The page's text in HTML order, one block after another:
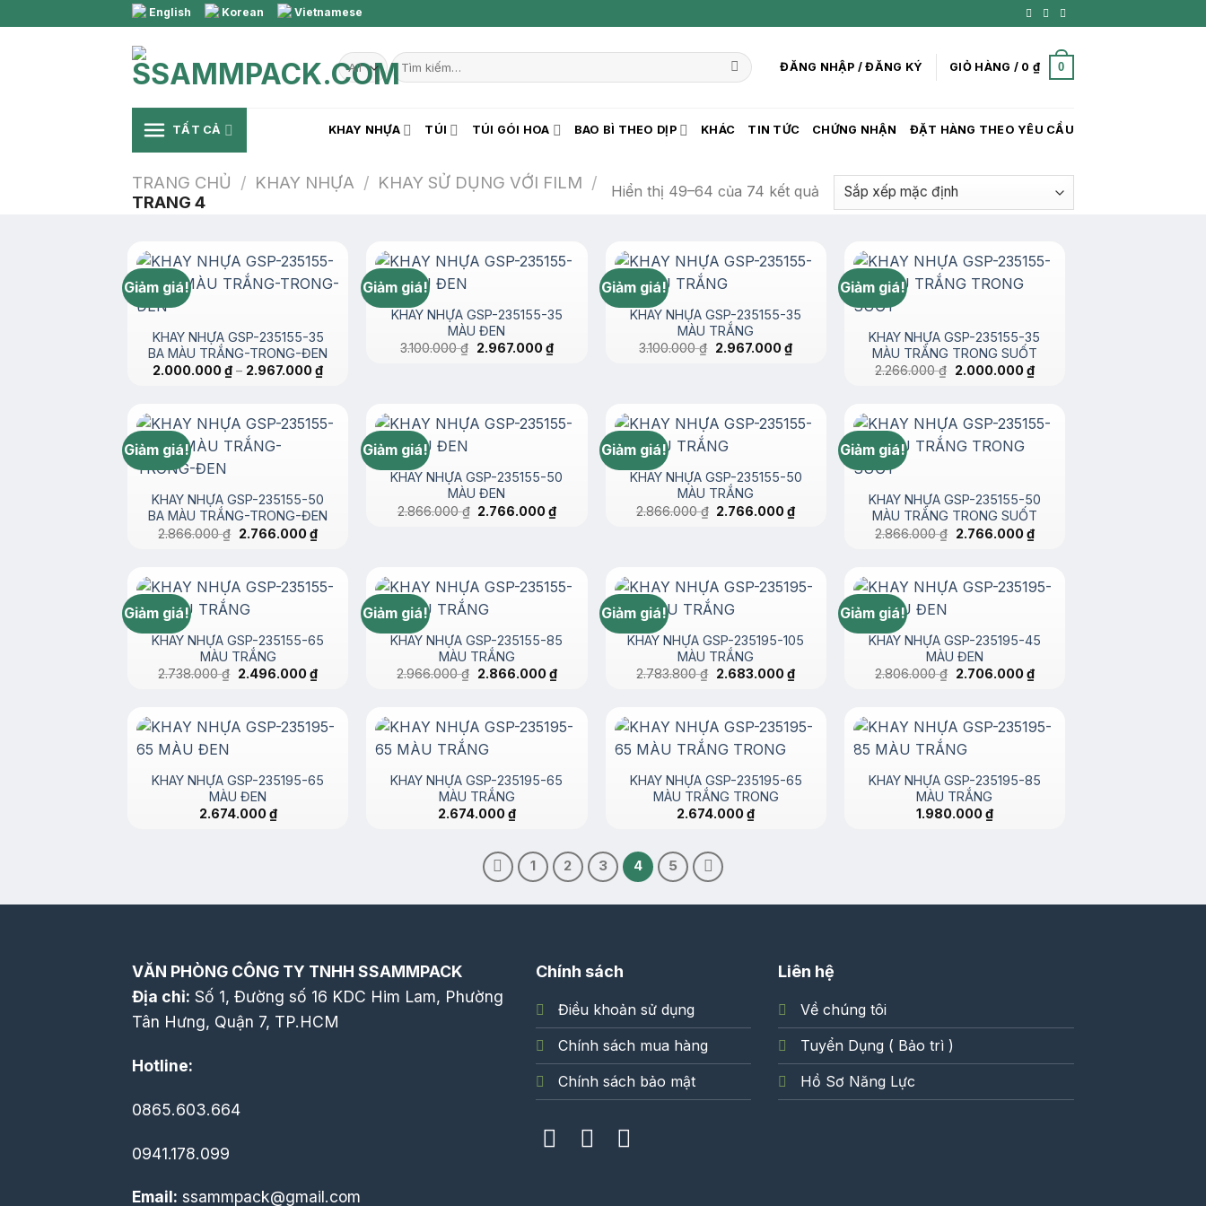
to
English Korean Vietnamese
Tìm
kiếm:
ĐĂNG NHẬP / ĐĂNG KÝ GIỎ HÀNG / 0 ₫ 0
TẤT CẢ KHAY NHỰA TÚI TÚI GÓI HOA BAO BÌ THEO DỊP KHÁC TIN TỨC CHỨNG NHẬN ĐẶT HÀNG THEO YÊU CẦU
TRANG CHỦ / KHAY NHỰA / KHAY SỬ DỤNG VỚI FILM /
TRANG 4
Hiển thị 49–64 của 74 kết quả
Giảm giá!
KHAY NHỰA GSP-235155-35
BA MÀU TRẮNG-TRONG-ĐEN
2.000.000₫ – 2.967.000₫Khoảng
đến
2.967.000 ₫
Giảm giá!
KHAY NHỰA GSP-235155-35
MÀU ĐEN
3.100.000₫ Giá
2.967.000₫Giá
hiện
Giảm giá!
KHAY NHỰA GSP-235155-35
MÀU TRẮNG
3.100.000₫ Giá
2.967.000₫Giá
hiện
Giảm giá!
KHAY NHỰA GSP-235155-35
MÀU TRẮNG TRONG SUỐT
2.266.000₫ Giá
2.000.000₫Giá
hiện
2.000.000 ₫.
Giảm giá!
KHAY NHỰA GSP-235155-50
BA MÀU TRẮNG-TRONG-ĐEN
2.866.000₫ Giá
2.766.000₫Giá
hiện
2.766.000 ₫.
Giảm giá!
KHAY NHỰA GSP-235155-50
MÀU ĐEN
2.866.000₫ Giá
2.766.000₫Giá
Giảm giá!
KHAY NHỰA GSP-235155-50
MÀU TRẮNG
2.866.000₫ Giá
2.766.000₫Giá
Giảm giá!
KHAY NHỰA GSP-235155-50
MÀU TRẮNG TRONG SUỐT
2.866.000₫ Giá
2.766.000₫Giá
hiện
2.766.000 ₫.
Giảm giá!
KHAY NHỰA GSP-235155-65
MÀU TRẮNG
2.738.000₫ Giá
2.496.000₫Giá
hiện
2.496.000 ₫.
Giảm giá!
KHAY NHỰA GSP-235155-85
MÀU TRẮNG
2.966.000₫ Giá
2.866.000₫Giá
hiện
2.866.000 ₫.
Giảm giá!
KHAY NHỰA GSP-235195-105
MÀU TRẮNG
2.783.800₫ Giá
2.683.000₫Giá
hiện
2.683.000 ₫.
Giảm giá!
KHAY NHỰA GSP-235195-45
MÀU ĐEN
2.806.000₫ Giá
2.706.000₫Giá
hiện
2.706.000 ₫.
KHAY NHỰA GSP-235195-65
MÀU ĐEN
2.674.000₫
KHAY NHỰA GSP-235195-65
MÀU TRẮNG
2.674.000₫
KHAY NHỰA GSP-235195-65
MÀU TRẮNG TRONG
2.674.000₫
KHAY NHỰA GSP-235195-85
MÀU TRẮNG
1.980.000₫
1 2 3 4 5
VĂN PHÒNG CÔNG TY TNHH SSAMMPACK
Địa chỉ: Số 1, Đường số 16 KDC Him Lam, Phường
Tân Hưng, Quận 7, TP.HCM
Hotline:
0865.603.664
0941.178.099
Email: ssammpack@gmail.com
Chính sách
Điều khoản sử dụng
Chính sách mua hàng
Chính sách bảo mật
Liên hệ
Về chúng tôi
Tuyển Dụng ( Bảo trì )
Hồ Sơ Năng Lực